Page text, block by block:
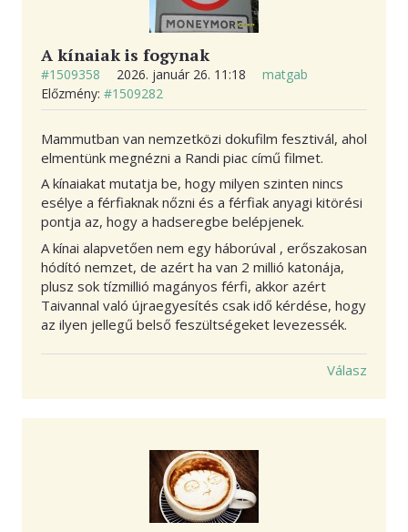
A kínaiak is fogynak
#1509358 2026. január 26. 11:18
matgab
Előzmény: #1509282
Mammutban van nemzetközi dokufilm fesztivál, ahol
elmentünk megnézni a Randi piac című filmet.
A kínaiakat mutatja be, hogy milyen szinten nincs
esélye a férfiaknak nőzni és a férfiak anyagi kitörési
pontja az, hogy a hadseregbe belépjenek.
A kínai alapvetően nem egy háborúval , erőszakosan
hódító nemzet, de azért ha van 2 millió katonája,
plusz sok tízmillió magányos férfi, akkor azért
Taivannal való újraegyesítés csak idő kérdése, hogy
az ilyen jellegű belső feszültségeket levezessék.
Válasz